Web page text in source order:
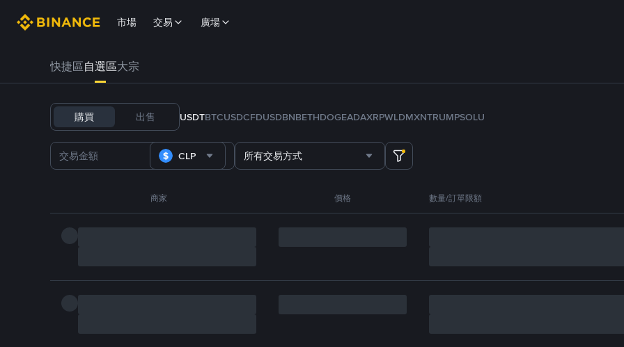
市場 交易 廣場
快捷區自選區大宗
購買 出售 USDTBTCUSDCFDUSDBNBETHDOGEADAXRPWLDMXNTRUMPSOLU
CLP 所有交易方式
商家 價格 數量/訂單限額